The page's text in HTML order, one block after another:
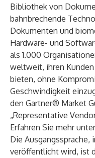
Bibliothek von
bahnbrechende
Dokumenten und
Hardware- und
als 1.000
weltweit, ihren
bieten, ohne
Geschwindigkeit
den Gartner® Market
„Representative
Erfahren Sie mehr
Die Ausgangssprache,
veröffentlicht wird, ist